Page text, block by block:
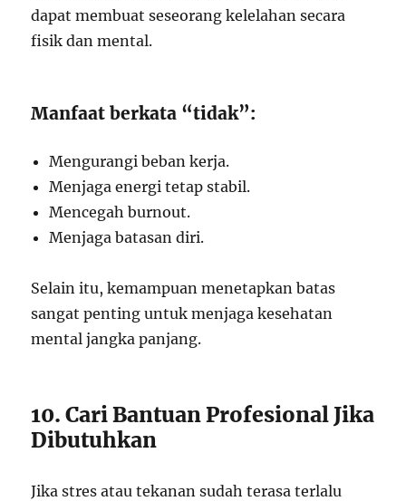
dapat membuat seseorang kelelahan secara
fisik dan mental.
Manfaat berkata “tidak”:
Mengurangi beban kerja.
Menjaga energi tetap stabil.
Mencegah burnout.
Menjaga batasan diri.
Selain itu, kemampuan menetapkan batas
sangat penting untuk menjaga kesehatan
mental jangka panjang.
10. Cari Bantuan Profesional Jika
Dibutuhkan
Jika stres atau tekanan sudah terasa terlalu